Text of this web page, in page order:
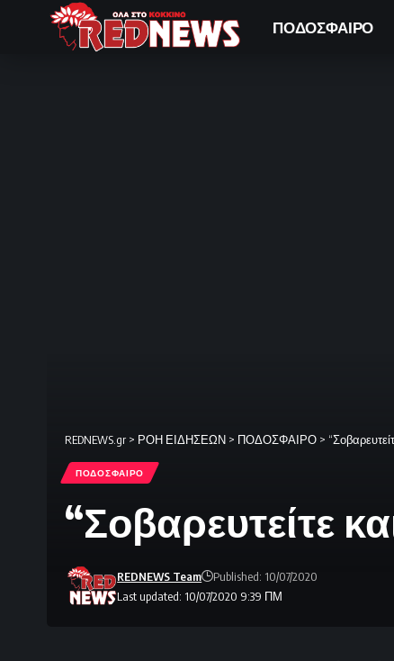
ΠΟΔΟΣΦΑΙΡΟ
REDNEWS.gr > ΡΟΗ ΕΙΔΗΣΕΩΝ > ΠΟΔΟΣΦΑΙΡΟ >
ΠΟΔΟΣΦΑΙΡΟ
“Σοβαρευτείτε
Last updated: 10/07/2020 9:39 ΠΜ
REDNEWS Team Published: 10/07/2020